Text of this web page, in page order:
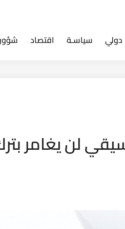
دولي سياسـة اقتصاد
لن يغامر